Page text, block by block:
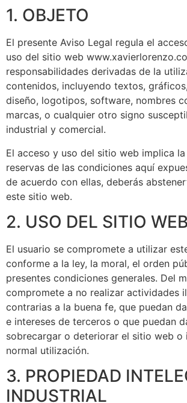
1. OBJETO
El presente Aviso Legal regula el
uso del sitio web
responsabilidades derivadas de la
contenidos, incluyendo textos,
diseño, logotipos, software, nombres
marcas, o cualquier otro signo
industrial y comercial.
El acceso y uso del sitio web implica
reservas de las condiciones aquí
de acuerdo con ellas, deberás
este sitio web.
2. USO DEL SITIO WEB
El usuario se compromete a utilizar
conforme a la ley, la moral, el orden
presentes condiciones generales. Del
compromete a no realizar actividades
contrarias a la buena fe, que puedan
e intereses de terceros o que puedan
sobrecargar o deteriorar el sitio web o
normal utilización.
3. PROPIEDAD
INDUSTRIAL